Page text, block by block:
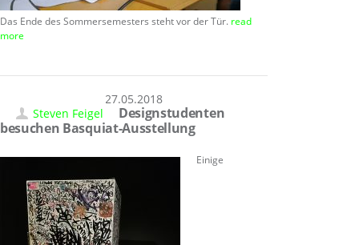
Das Ende des Sommersemesters steht vor der Tür. read
more
27.05.2018
Steven Feigel
Designstudenten
besuchen Basquiat-Ausstellung
Einige